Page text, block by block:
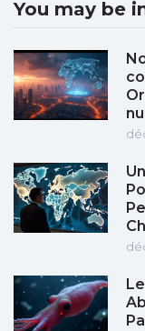
You may be